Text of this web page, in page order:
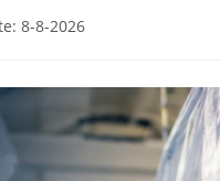
8-8-2026